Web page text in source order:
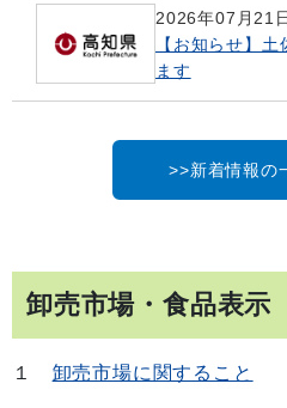
2026年07月21
【お知らせ】
ます
>>新着情報の
卸売市場・食品表示
１ 卸売市場に関すること